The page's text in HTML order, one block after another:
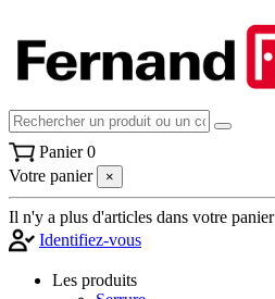
Panier 0
Votre panier
×
Il n'y a plus d'articles dans votre panier
Identifiez-vous
Les produits